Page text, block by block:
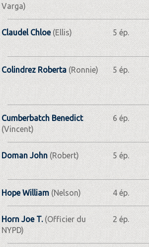
Varga)
Claudel Chloe(Ellis) 5 ép.
Colindrez Roberta(Ronnie) 5 ép.
Cumberbatch Benedict
(Vincent)
6 ép.
Doman John(Robert) 5 ép.
Hope William (Nelson) 4 ép.
Horn Joe T.(Officier du
NYPD)
2 ép.